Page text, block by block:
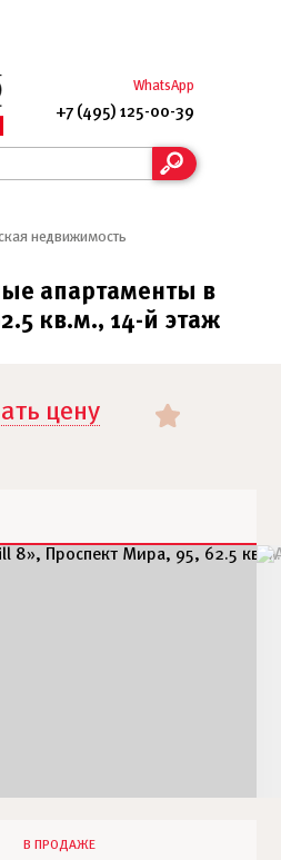
WhatsApp
+7 (495) 125-00-39
недвижимость
апартаменты в
кв.м., 14-й этаж
цену
В ПРОДАЖЕ